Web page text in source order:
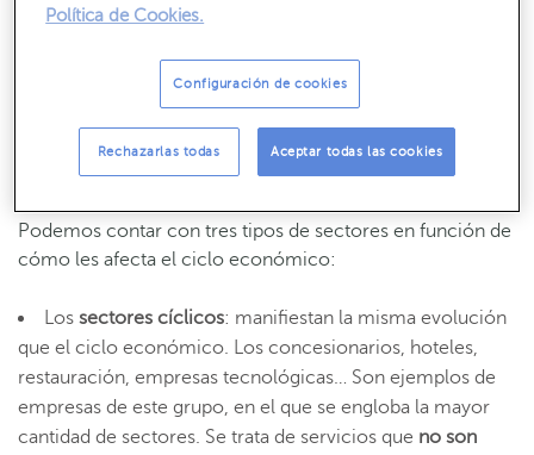
SUSCRÍBETE
Los sectores según el ciclo económico
Podemos contar con tres tipos de sectores en función de
cómo les afecta el ciclo económico:
Los sectores cíclicos: manifiestan la misma evolución
que el ciclo económico. Los concesionarios, hoteles,
restauración, empresas tecnológicas… Son ejemplos de
empresas de este grupo, en el que se engloba la mayor
cantidad de sectores. Se trata de servicios que no son
Política de Cookies.
Configuración de cookies
Rechazarlas todas Aceptar todas las cookies